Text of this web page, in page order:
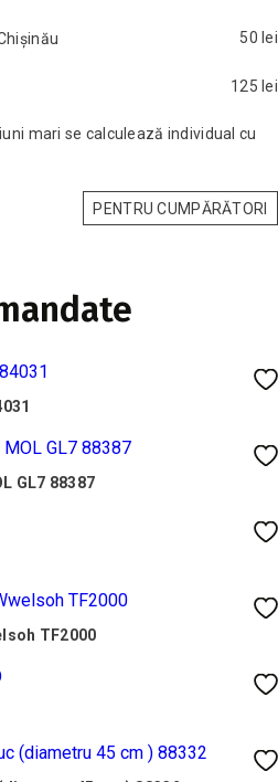
50 lei
125 lei
mari se calculează individual cu
PENTRU CUMPĂRĂTORI
GL7 88387
TF2000